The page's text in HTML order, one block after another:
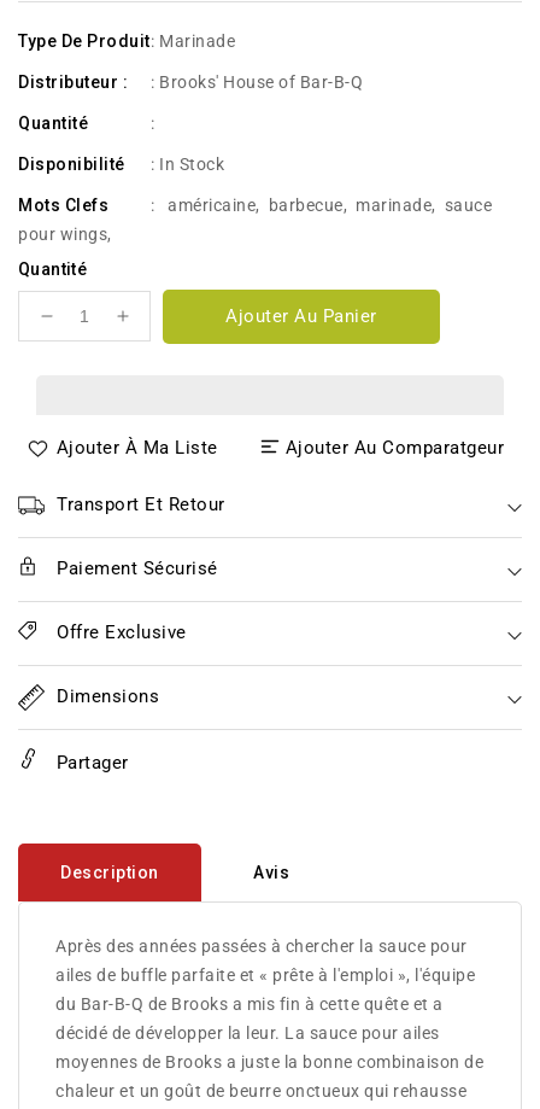
Type De Produit: Marinade
Distributeur : : Brooks' House of Bar-B-Q
Quantité :
Disponibilité : In Stock
Mots Clefs : américaine, barbecue, marinade,
sauce
pour wings,
Quantité
Réduire
Medium
Sauce
Augmenter
Medium
Sauce
Ajouter Au Panier
Ajouter À Ma Liste Ajouter Au Comparatgeur
Transport Et Retour
Paiement Sécurisé
Offre Exclusive
Dimensions
Partager
Description Avis
Après des années passées à chercher la sauce pour
ailes de buffle parfaite et « prête à l'emploi », l'équipe
du Bar-B-Q de Brooks a mis fin à cette quête et a
décidé de développer la leur. La sauce pour ailes
moyennes de Brooks a juste la bonne combinaison de
chaleur et un goût de beurre onctueux qui rehausse